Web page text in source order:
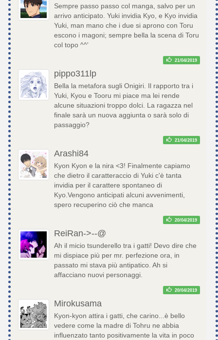
Sempre passo passo col manga, salvo per un
arrivo anticipato. Yuki invidia Kyo, e Kyo invidia
Yuki, man mano che i due si aprono con Toru
escono i magoni; sempre bella la scena di Toru
col topo ^^'
21/04/2019
pippo311lp
Bella la metafora sugli Onigiri. Il rapporto tra i
Yuki, Kyou e Tooru mi piace ma lei rende
alcune situazioni troppo dolci. La ragazza nel
finale sarà un nuova aggiunta o sarà solo di
passaggio?
21/04/2019
Arashi84
Kyon Kyon e la nira <3! Finalmente capiamo
che dietro il caratteraccio di Yuki c'è tanta
invidia per il carattere spontaneo di
Kyo.Vengono anticipati alcuni avvenimenti,
spero recuperino ciò che manca
20/04/2019
ReiRan->--@
Ah il micio tsunderello tra i gatti! Devo dire che
mi dispiace più per mr. perfezione ora, in
passato mi stava più antipatico. Ah si
affacciano nuovi personaggi.
20/04/2019
Mirokusama
Kyon-kyon attira i gatti, che carino...è bello
vedere come la madre di Tohru ne abbia
influenzato tanto positivamente la vita in poco